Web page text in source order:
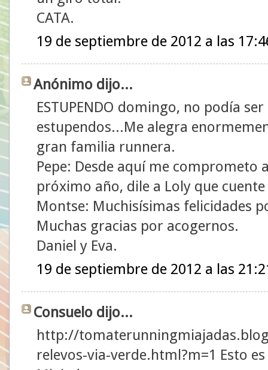
CATA.
19 de septiembre de 2012 a las
Anónimo dijo...
ESTUPENDO domingo, no podía
estupendos...Me alegra
gran familia runnera.
Pepe: Desde aquí me comprometo
próximo año, dile a Loly que
Montse: Muchisísimas felicidades
Muchas gracias por acogernos.
Daniel y Eva.
19 de septiembre de 2012 a las
Consuelo dijo...
http://
relevos-via-verde.html?m=1 Esto